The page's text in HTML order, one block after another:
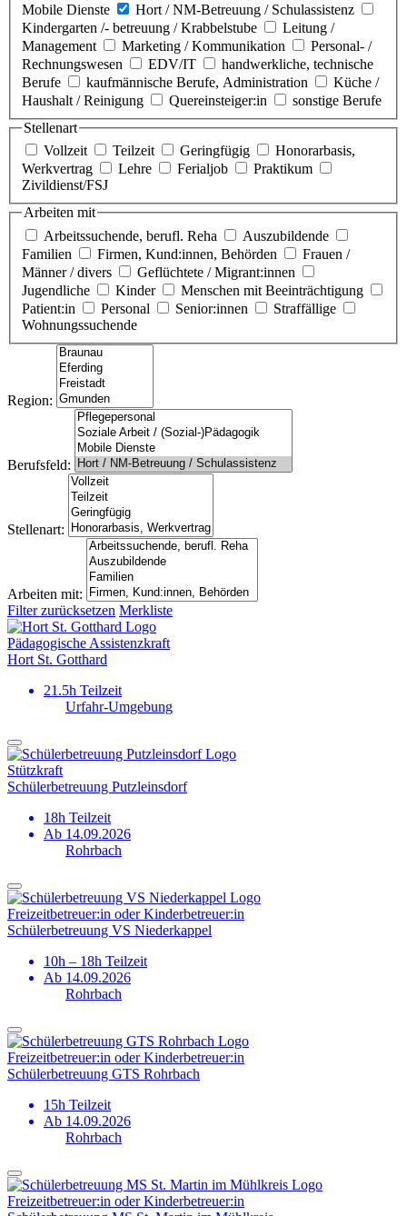
Mobile Dienste
Hort / NM-Betreuung / Schulassistenz
Kindergarten /- betreuung / Krabbelstube
Leitung /
Management
Marketing / Kommunikation
Personal- /
Rechnungswesen
EDV/IT
handwerkliche, technische
Berufe
kaufmännische Berufe, Administration
Küche /
Haushalt / Reinigung
Quereinsteiger:in
sonstige Berufe
Stellenart
Vollzeit
Teilzeit Geringfügig
Honorarbasis,
Werkvertrag
Lehre Ferialjob
Praktikum
Zivildienst/FSJ
Arbeiten mit
Arbeitssuchende, berufl. Reha
Auszubildende
Familien
Firmen, Kund:innen, Behörden
Frauen /
Männer / divers
Geflüchtete / Migrant:innen
Jugendliche
Kinder
Menschen mit Beeinträchtigung
Patient:in
Personal Senior:innen
Straffällige
Wohnungssuchende
Region:
Berufsfeld:
Stellenart:
Arbeiten mit:
Filter zurücksetzen Merkliste
Pädagogische Assistenzkraft
Hort St. Gotthard
21.5h Teilzeit
Urfahr-Umgebung
Stützkraft
Schülerbetreuung Putzleinsdorf
18h Teilzeit
Ab 14.09.2026
Rohrbach
Freizeitbetreuer:in oder Kinderbetreuer:in
Schülerbetreuung VS Niederkappel
10h – 18h Teilzeit
Ab 14.09.2026
Rohrbach
Freizeitbetreuer:in oder Kinderbetreuer:in
Schülerbetreuung GTS Rohrbach
15h Teilzeit
Ab 14.09.2026
Rohrbach
Freizeitbetreuer:in oder Kinderbetreuer:in